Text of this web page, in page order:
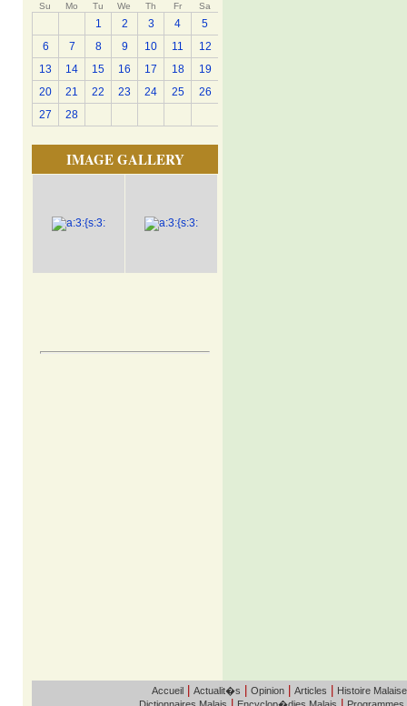
Su Mo Tu We Th Fr Sa
1 2 3 4
5
6
7 8 9 10 11
12
13
14 15 16 17 18
19
20
21 22 23 24 25
26
27
28
IMAGE GALLERY
Accueil| Actualit�s Opinion| Articles Histoire Malaise